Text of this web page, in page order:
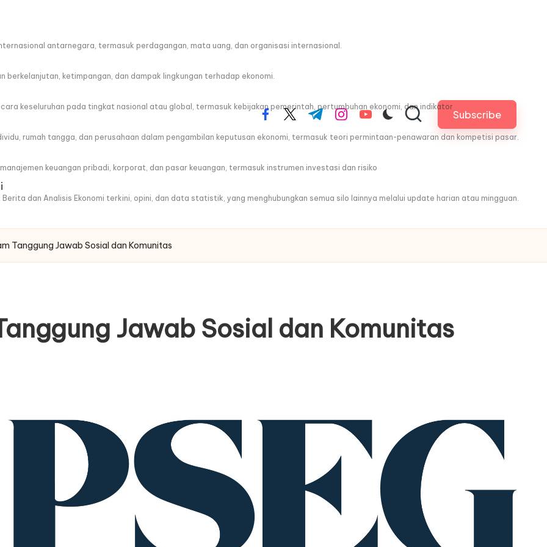
antarnegara, termasuk perdagangan, mata uang, dan organisasi internasional.
berkelanjutan, ketimpangan, dan dampak lingkungan terhadap ekonomi.
keseluruhan pada tingkat nasional atau global, termasuk kebijakan pemerintah, pertumbuhan ekonomi, dan indikator
rumah tangga, dan perusahaan dalam pengambilan keputusan ekonomi, termasuk teori permintaan-penawaran dan kompetisi pasar.
keuangan pribadi, korporat, dan pasar keuangan, termasuk instrumen investasi dan risiko
dan Analisis Ekonomi terkini, opini, dan data statistik, yang menghubungkan semua silo lainnya melalui update harian atau mingguan.
facebook.com
twitter.com
t.me instagram.com
youtube.com Subscribe
Tanggung Jawab Sosial dan Komunitas
Jawab Sosial dan Komunitas